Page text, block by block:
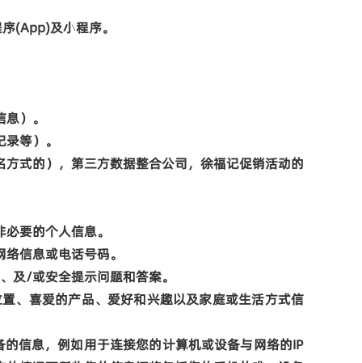
(App)及小程序。
）。
等）。
式的），第三方数据整合公司，徐福记促销活动的
要的个人信息。
信息或电话号码。
及/或安全提示问题和答案。
、喜爱的产品、爱好和兴趣以及家庭或生活方式信
信息，例如用于连接您的计算机或设备与网络的IP